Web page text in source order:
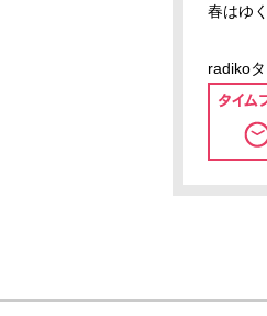
春はゆ
radiko